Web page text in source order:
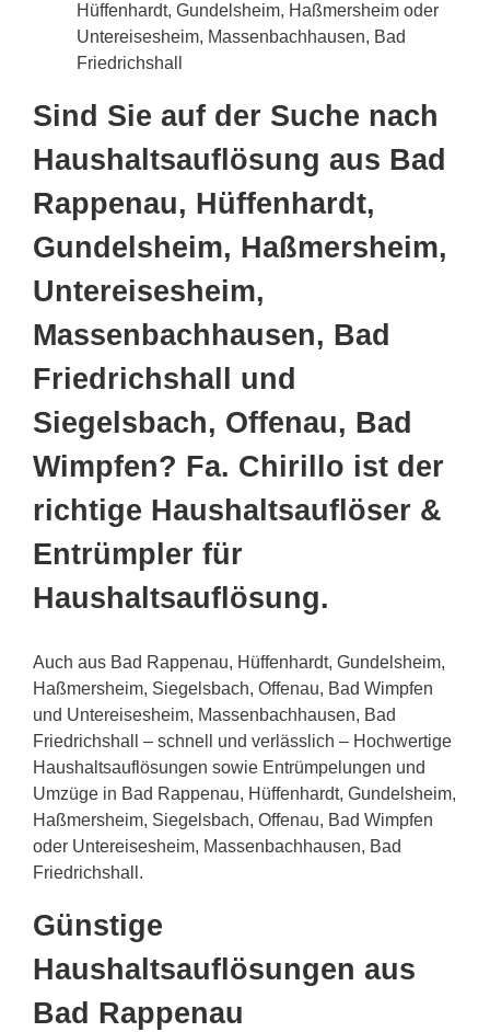
Hüffenhardt, Gundelsheim, Haßmersheim oder
Untereisesheim, Massenbachhausen, Bad
Friedrichshall
Sind Sie auf der Suche nach
Haushaltsauflösung aus Bad
Rappenau, Hüffenhardt,
Gundelsheim, Haßmersheim,
Untereisesheim,
Massenbachhausen, Bad
Friedrichshall und
Siegelsbach, Offenau, Bad
Wimpfen? Fa. Chirillo ist der
richtige Haushaltsauflöser &
Entrümpler für
Haushaltsauflösung.
Auch aus Bad Rappenau, Hüffenhardt, Gundelsheim,
Haßmersheim, Siegelsbach, Offenau, Bad Wimpfen
und Untereisesheim, Massenbachhausen, Bad
Friedrichshall – schnell und verlässlich – Hochwertige
Haushaltsauflösungen sowie Entrümpelungen und
Umzüge in Bad Rappenau, Hüffenhardt, Gundelsheim,
Haßmersheim, Siegelsbach, Offenau, Bad Wimpfen
oder Untereisesheim, Massenbachhausen, Bad
Friedrichshall.
Günstige
Haushaltsauflösungen aus
Bad Rappenau